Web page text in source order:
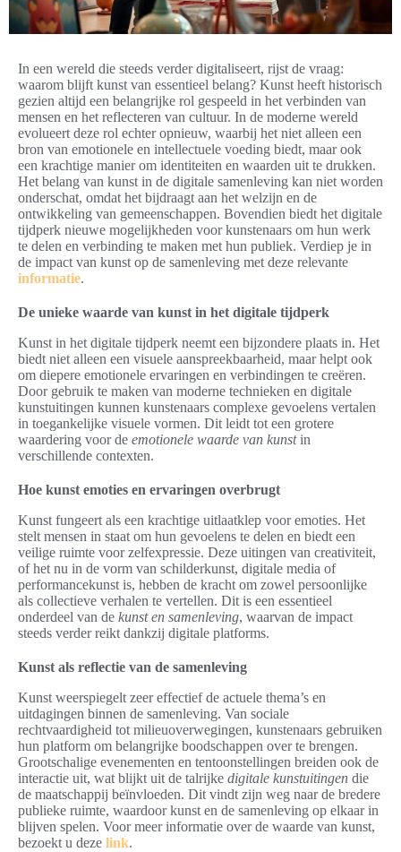
In een wereld die steeds verder digitaliseert, rijst de vraag:
waarom blijft kunst van essentieel belang? Kunst heeft historisch
gezien altijd een belangrijke rol gespeeld in het verbinden van
mensen en het reflecteren van cultuur. In de moderne wereld
evolueert deze rol echter opnieuw, waarbij het niet alleen een
bron van emotionele en intellectuele voeding biedt, maar ook
een krachtige manier om identiteiten en waarden uit te drukken.
Het belang van kunst in de digitale samenleving kan niet worden
onderschat, omdat het bijdraagt aan het welzijn en de
ontwikkeling van gemeenschappen. Bovendien biedt het digitale
tijdperk nieuwe mogelijkheden voor kunstenaars om hun werk
te delen en verbinding te maken met hun publiek. Verdiep je in
de impact van kunst op de samenleving met deze relevante
informatie.
De unieke waarde van kunst in het digitale tijdperk
Kunst in het digitale tijdperk neemt een bijzondere plaats in. Het
biedt niet alleen een visuele aanspreekbaarheid, maar helpt ook
om diepere emotionele ervaringen en verbindingen te creëren.
Door gebruik te maken van moderne technieken en digitale
kunstuitingen kunnen kunstenaars complexe gevoelens vertalen
in toegankelijke visuele vormen. Dit leidt tot een grotere
waardering voor de emotionele waarde van kunstin
verschillende contexten.
Hoe kunst emoties en ervaringen overbrugt
Kunst fungeert als een krachtige uitlaatklep voor emoties. Het
stelt mensen in staat om hun gevoelens te delen en biedt een
veilige ruimte voor zelfexpressie. Deze uitingen van creativiteit,
of het nu in de vorm van schilderkunst, digitale media of
performancekunst is, hebben de kracht om zowel persoonlijke
als collectieve verhalen te vertellen. Dit is een essentieel
onderdeel van de kunst en samenleving, waarvan de impact
steeds verder reikt dankzij digitale platforms.
Kunst als reflectie van de samenleving
Kunst weerspiegelt zeer effectief de actuele thema’s en
uitdagingen binnen de samenleving. Van sociale
rechtvaardigheid tot milieuoverwegingen, kunstenaars gebruiken
hun platform om belangrijke boodschappen over te brengen.
Grootschalige evenementen en tentoonstellingen breiden ook de
interactie uit, wat blijkt uit de talrijke digitale kunstuitingen die
de maatschappij beïnvloeden. Dit vindt zijn weg naar de bredere
publieke ruimte, waardoor kunst en de samenleving op elkaar in
blijven spelen. Voor meer informatie over de waarde van kunst,
bezoekt u deze link.